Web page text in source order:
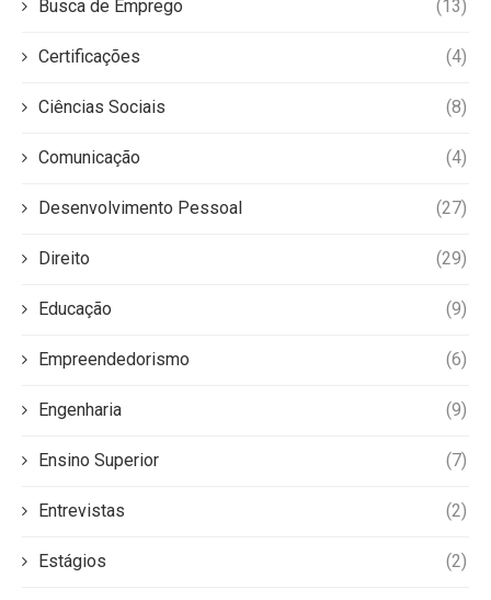
Busca de Emprego (13)
Certificações (4)
Ciências Sociais (8)
Comunicação (4)
Desenvolvimento Pessoal (27)
Direito (29)
Educação (9)
Empreendedorismo (6)
Engenharia (9)
Ensino Superior (7)
Entrevistas (2)
Estágios (2)